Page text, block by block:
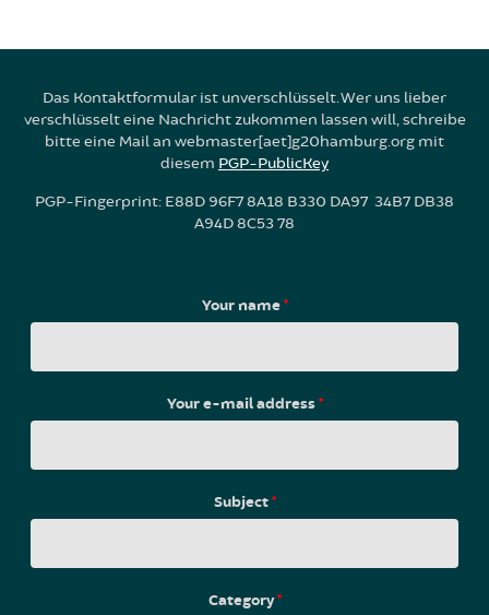
Das Kontaktformular ist unverschlüsselt. Wer uns lieber
verschlüsselt eine Nachricht zukommen lassen will, schreibe
bitte eine Mail an webmaster[aet]g20hamburg.org mit
diesem PGP-PublicKey
PGP-Fingerprint: E88D 96F7 8A18 B330 DA97 34B7 DB38
A94D 8C53 78
Your name*
Your e-mail address*
Subject*
Category*